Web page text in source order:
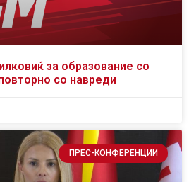
за образование со
со навреди
ПРЕС-КОНФЕРЕНЦИИ